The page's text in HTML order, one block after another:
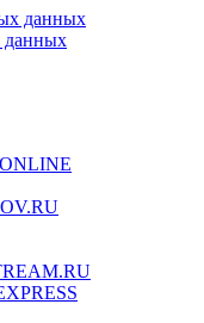
данных
данных